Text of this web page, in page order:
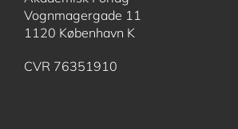
Vognmagergade 11
1120 København K
CVR 76351910